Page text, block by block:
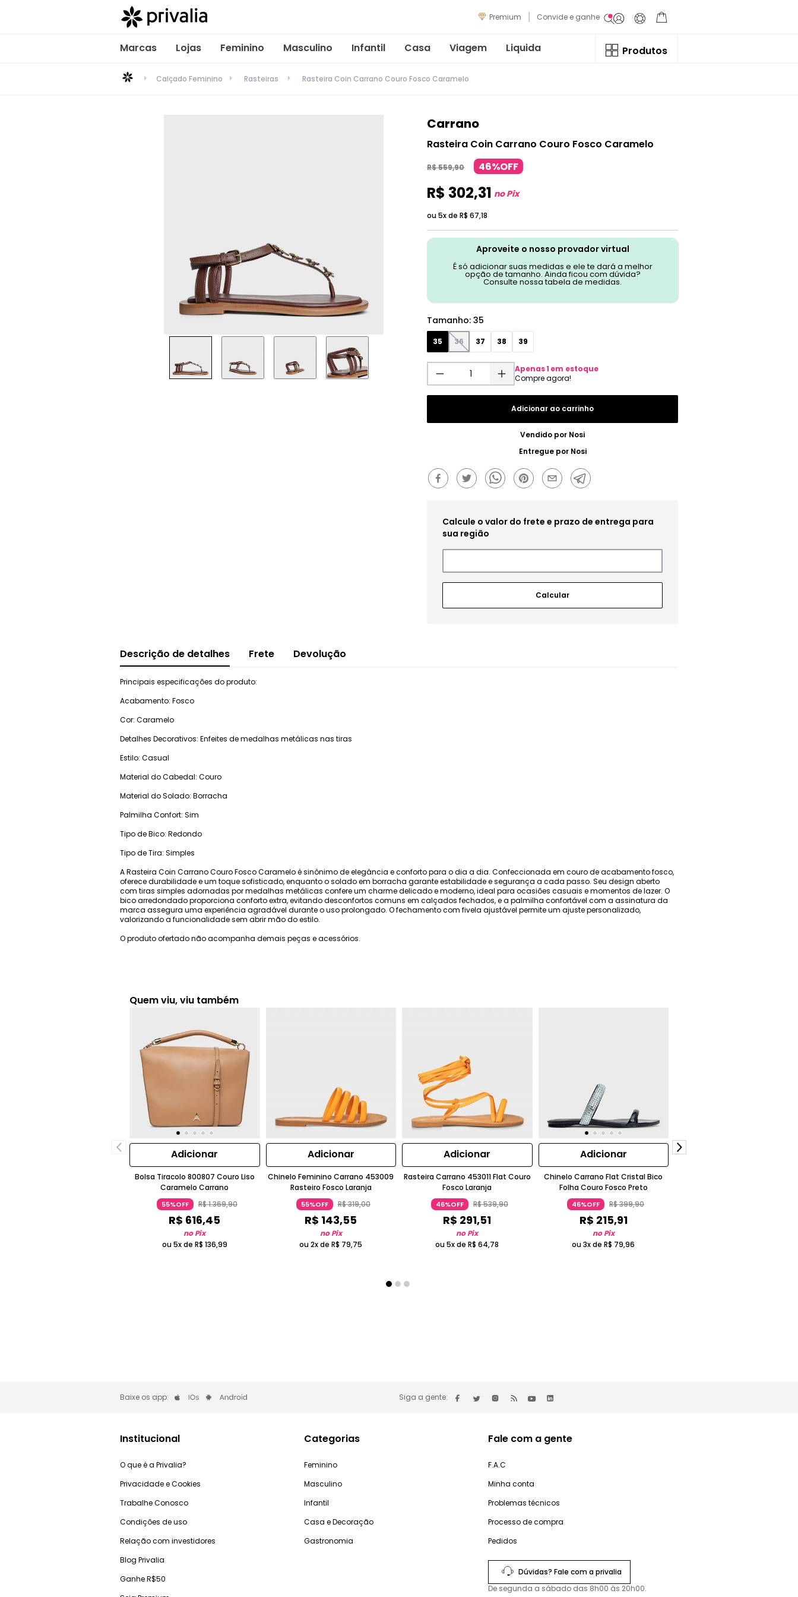
Premium Convide e ganhe
Marcas Lojas Feminino Masculino Infantil Casa Viagem Liquida Produtos
Calçado Feminino Rasteiras Rasteira Coin Carrano Couro Fosco Caramelo
Carrano
Rasteira Coin Carrano Couro Fosco Caramelo
R$559,90 46%OFF
R$ 302,31 no Pix
ou 5x de R$ 67,18
Aproveite o nosso provador virtual
É só adicionar suas medidas e ele te dará a melhor
opção de tamanho. Ainda ficou com dúvida?
Consulte nossa tabela de medidas.
Tamanho: 35
35 36 37 38 39
Apenas1 em estoque
Adicionar ao carrinho
Vendido por Nosi
Entregue por Nosi
Descrição de detalhes Frete Devolução
Principais especificações do produto:
Acabamento: Fosco
Cor: Caramelo
Detalhes Decorativos: Enfeites de medalhas metálicas nas tiras
Estilo: Casual
Material do Cabedal: Couro
Material do Solado: Borracha
Palmilha Confort: Sim
Tipo de Bico: Redondo
Tipo de Tira: Simples
A Rasteira Coin Carrano Couro Fosco Caramelo é sinônimo de elegância e conforto para o dia a dia. Confeccionada em couro de acabamento fosco,
oferece durabilidade e um toque sofisticado, enquanto o solado em borracha garante estabilidade e segurança a cada passo. Seu design aberto
com tiras simples adornadas por medalhas metálicas confere um charme delicado e moderno, ideal para ocasiões casuais e momentos de lazer. O
bico arredondado proporciona conforto extra, evitando desconfortos comuns em calçados fechados, e a palmilha confortável com a assinatura da
marca assegura uma experiência agradável durante o uso prolongado. O fechamento com fivela ajustável permite um ajuste personalizado,
valorizando a funcionalidade sem abrir mão do estilo.
O produto ofertado não acompanha demais peças e acessórios.
Quem viu, viu também
Adicionar
Bolsa Tiracolo 800807 Couro Liso
Caramelo Carrano
55%OFF R$1.369,90
R$ 616,45
no Pix
ou 5x de R$ 136,99
Adicionar
Chinelo Feminino Carrano 453009
Rasteiro Fosco Laranja
55%OFF R$319,00
R$ 143,55
no Pix
ou 2x deR$ 79,75
Adicionar
Rasteira Carrano 453011 Flat Couro
Fosco Laranja
46%OFF R$539,90
R$ 291,51
no Pix
ou 5x deR$ 64,78
Adicionar
Chinelo Carrano Flat Cristal Bico
Folha Couro Fosco Preto
46%OFF R$399,90
R$ 215,91
no Pix
ou 3x deR$ 79,96
Baixe os app: Siga a gente:
Institucional
O que é a Privalia?
Privacidade e Cookies
Trabalhe Conosco
Condições de uso
Relação com investidores
Blog Privalia
Ganhe R$50
Categorias
Feminino
Masculino
Infantil
Casa e Decoração
Gastronomia
Fale com a gente
F.A.C
Minha conta
Problemas técnicos
Processo de compra
Pedidos
Dúvidas? Fale com a privalia
De segunda a sábado das 8h00 às 20h00.